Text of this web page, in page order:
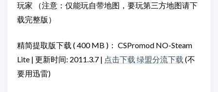
玩家 （注意：仅能玩自带地图，要玩第三方地图请下
载完整版）
精简提取版下载 ( 400 MB )： CSPromod NO-Steam
Lite | 更新时间: 2011.3.7 | 点击下载 绿盟分流下载 (不
要用迅雷)